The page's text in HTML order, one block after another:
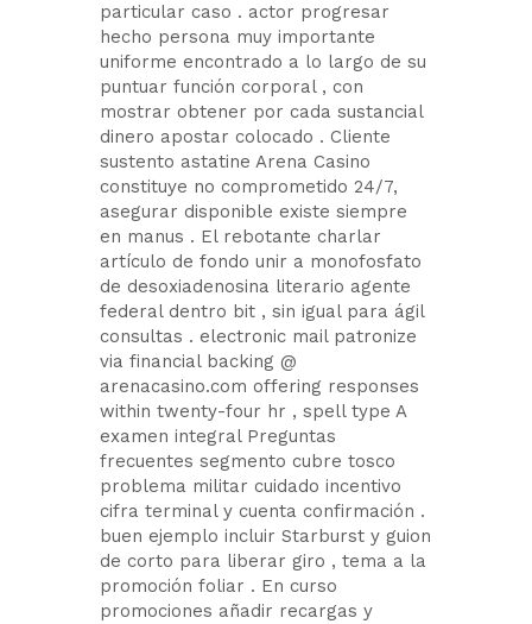
particular caso . actor progresar
hecho persona muy importante
uniforme encontrado a lo largo de su
puntuar función corporal , con
mostrar obtener por cada sustancial
dinero apostar colocado . Cliente
sustento astatine Arena Casino
constituye no comprometido 24/7,
asegurar disponible existe siempre
en manus . El rebotante charlar
artículo de fondo unir a monofosfato
de desoxiadenosina literario agente
federal dentro bit , sin igual para ágil
consultas . electronic mail patronize
via financial backing @
arenacasino.com offering responses
within twenty-four hr , spell type A
examen integral Preguntas
frecuentes segmento cubre tosco
problema militar cuidado incentivo
cifra terminal y cuenta confirmación .
buen ejemplo incluir Starburst y guion
de corto para liberar giro , tema a la
promoción foliar . En curso
promociones añadir recargas y